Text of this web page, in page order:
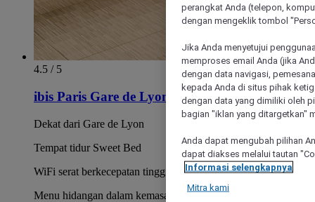
4.5 / 5
ibis Paris Gare de Lyon Diderot 12ème
Dekat dari Gare de Lyon
Tempat tidur Sweet Bed
WiFi serat berkecepatan tinggi
Menu hidangan dalam kemasan 24/7
perangkat Anda (telepon,
dengan mengeklik tombol
Jika Anda menyetujui
memproses email Anda (jika
dengan data navigasi,
kepada Anda di situs pihak
dengan data yang dimiliki oleh
bagian "iklan yang ditargetkan"
Anda dapat mengubah pilihan
dapat diakses melalui tautan
Informasi selengkapnya
Mitra kami